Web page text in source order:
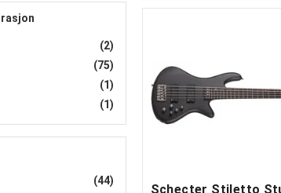
(2)
(75)
(1)
(1)
(44)